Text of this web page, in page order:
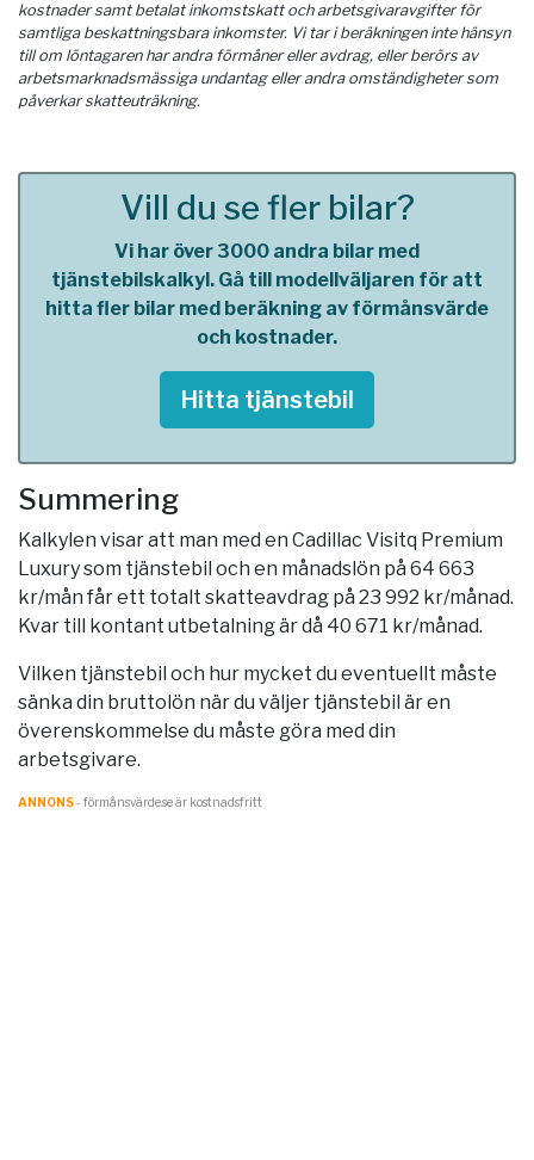
kostnader samt betalat inkomstskatt och arbetsgivaravgifter för
samtliga beskattningsbara inkomster. Vi tar i beräkningen inte hänsyn
till om löntagaren har andra förmåner eller avdrag, eller berörs av
arbetsmarknadsmässiga undantag eller andra omständigheter som
påverkar skatteuträkning.
Vill du se fler bilar?
Vi har över 3000 andra bilar med
tjänstebilskalkyl. Gå till modellväljaren för att
hitta fler bilar med beräkning av förmånsvärde
och kostnader.
Hitta tjänstebil
Summering
Kalkylen visar att man med en Cadillac Visitq Premium
Luxury som tjänstebil och en månadslön på 64 663
kr/mån får ett totalt skatteavdrag på 23 992 kr/månad.
Kvar till kontant utbetalning är då 40 671 kr/månad.
Vilken tjänstebil och hur mycket du eventuellt måste
sänka din bruttolön när du väljer tjänstebil är en
överenskommelse du måste göra med din
arbetsgivare.
ANNONS- förmånsvärde.se är kostnadsfritt